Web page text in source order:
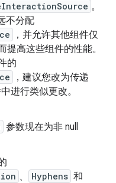
。
不分配
，并允许其他组件仅
高这些组件的性能。
的
，建议您改为传递
进行类似更改。
参数现在为非 null
、 Hyphens 和